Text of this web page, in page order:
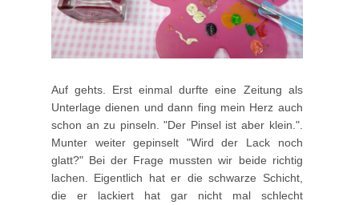
Auf gehts. Erst einmal durfte eine Zeitung als
Unterlage dienen und dann fing mein Herz auch
schon an zu pinseln. "Der Pinsel ist aber klein.".
Munter weiter gepinselt "Wird der Lack noch
glatt?" Bei der Frage mussten wir beide richtig
lachen. Eigentlich hat er die schwarze Schicht,
die er lackiert hat gar nicht mal schlecht